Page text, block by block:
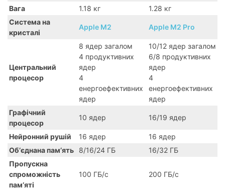
Вага
1.18 кг
1.28 кг
Система на
кристалі
Apple M2 Apple M2 Pro
Центральний
процесор
8 ядер загалом
4 продуктивних
ядер
4
енергоефективних
ядер
10/12 ядер загалом
6/8 продуктивних
ядер
4
енергоефективних
ядер
Графічний
процесор
10 ядер 16/19 ядер
Нейронний рушій 16 ядер
16 ядер
Обʼєднана памʼять
8/16/24 ГБ
16/32 ГБ
Пропускна
спроможність
памʼяті
100 ГБ/с 200 ГБ/с